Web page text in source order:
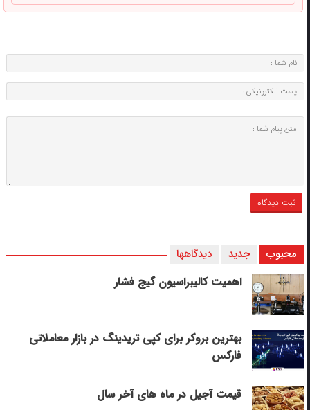
محبوب جدید دیدگاهها
اهمیت کالیبراسیون گیج فشار
بهترین بروکر برای کپی‌ تریدینگ در بازار معاملاتی
فارکس
قیمت آجیل در ماه های آخر سال